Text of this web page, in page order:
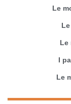
Le
Le
I
Le